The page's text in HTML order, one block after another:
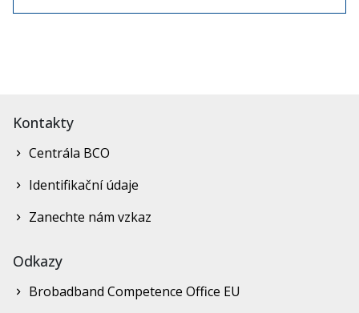
Kontakty
Centrála BCO
Identifikační údaje
Zanechte nám vzkaz
Odkazy
Brobadband Competence Office EU